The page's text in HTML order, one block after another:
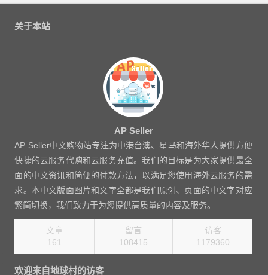
关于本站
AP Seller
AP Seller中文购物站专注为中港台澳、星马和海外华人提供方便
快捷的云服务代购和云服务充值。我们的目标是为大家提供最全
面的中文资讯和简便的付款方法，以满足您使用海外云服务的需
求。本中文版面图片和文字全都是我们原创、页面的中文字对应
繁简切换，我们致力于为您提供高质量的内容及服务。
文章
161
留言
108415
访客
1270080
欢迎来自地球村的访客